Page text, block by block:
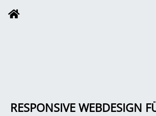
RESPONSIVE WEBDESIGN